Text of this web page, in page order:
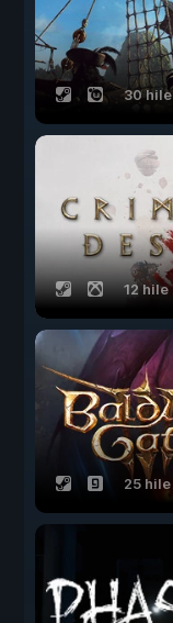
30 hile
12 hile
25 hile